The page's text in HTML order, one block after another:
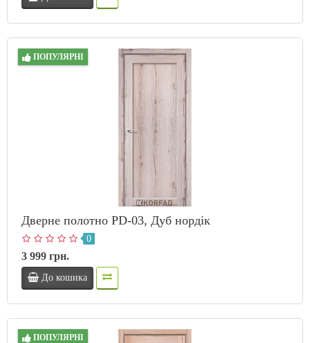
ПОПУЛЯРНІ
Дверне полотно PD-03, Дуб нордік
0
3 999 грн.
До кошика
ПОПУЛЯРНІ